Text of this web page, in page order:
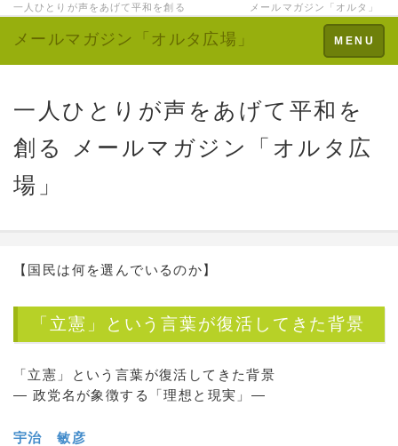
一人ひとりが声をあげて平和を創る メールマガジン「オルタ」
Toggle
navigation
MENU
メールマガジン「オルタ広場」
一人ひとりが声をあげて平和を
創る メールマガジン「オルタ広
場」
【国民は何を選んでいるのか】
「立憲」という言葉が復活してきた背景
「立憲」という言葉が復活してきた背景
― 政党名が象徴する「理想と現実」―
宇治 敏彦